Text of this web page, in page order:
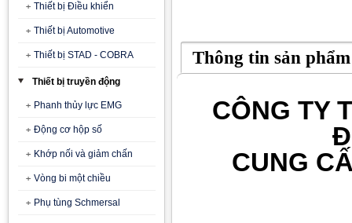
Thiết bị Điều khiển
Thiết bị Automotive
Thiết bị STAD - COBRA
Thiết bị truyền động
Phanh thủy lực EMG
Động cơ hộp số
Khớp nối và giảm chấn
Vòng bi một chiều
Phụ tùng Schmersal
Thông tin sản phẩm
CÔNG TY
CUNG